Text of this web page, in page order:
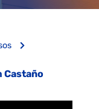
Castaño